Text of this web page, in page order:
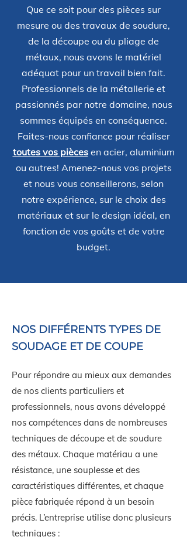
Que ce soit pour des pièces sur
mesure ou des travaux de soudure,
de la découpe ou du pliage de
métaux, nous avons le matériel
adéquat pour un travail bien fait.
Professionnels de la métallerie et
passionnés par notre domaine, nous
sommes équipés en conséquence.
Faites-nous confiance pour réaliser
toutes vos piècesen acier, aluminium
ou autres! Amenez-nous vos projets
et nous vous conseillerons, selon
notre expérience, sur le choix des
matériaux et sur le design idéal, en
fonction de vos goûts et de votre
budget.
NOS DIFFÉRENTS TYPES DE
SOUDAGE ET DE COUPE
Pour répondre au mieux aux demandes
de nos clients particuliers et
professionnels, nous avons développé
nos compétences dans de nombreuses
techniques de découpe et de soudure
des métaux. Chaque matériau a une
résistance, une souplesse et des
caractéristiques différentes, et chaque
pièce fabriquée répond à un besoin
précis. L’entreprise utilise donc plusieurs
techniques :